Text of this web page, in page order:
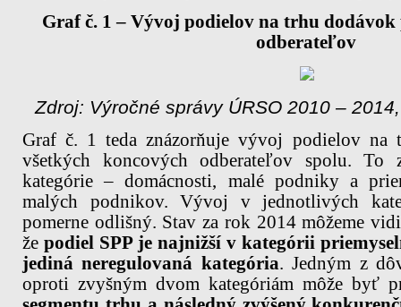
Grafč. 1 – Vývoj podielov na trhu
odberateľov
Zdroj: Výročné správy ÚRSO 2010 –
Graf č. 1 teda znázorňuje vývoj podielov na
všetkých koncových odberateľov spolu. To
kategórie – domácnosti, malé podniky a
malých podnikov. Vývoj v jednotlivých
pomerne odlišný. Stav za rok 2014 môžeme
že podiel SPP je najnižší v kategórii
jediná neregulovaná kategória. Jedným z
oproti zvyšným dvom kategóriám môže byť